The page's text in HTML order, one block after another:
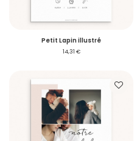
Accéder à
Petit Lapin illustré
14,31 €